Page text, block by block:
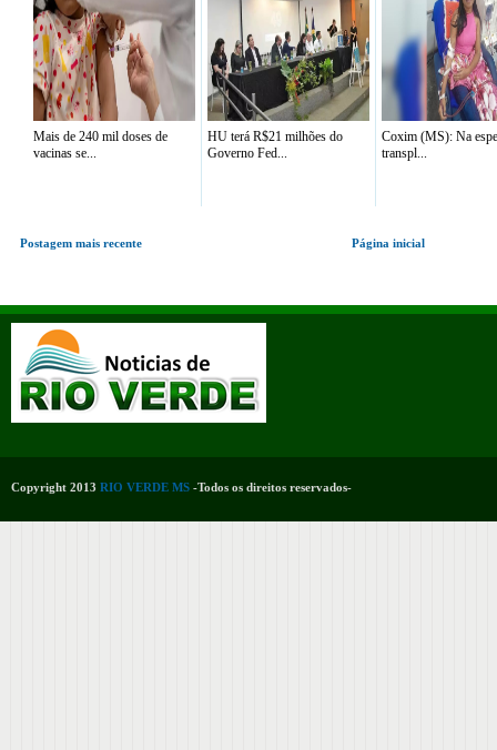
Mais de 240 mil doses de
vacinas se...
HU terá R$21 milhões do
Governo Fed...
Coxim (MS): Na
transpl...
Postagem mais recente Página inicial
Copyright 2013 RIO VERDE MS -Todos os direitos reservados-